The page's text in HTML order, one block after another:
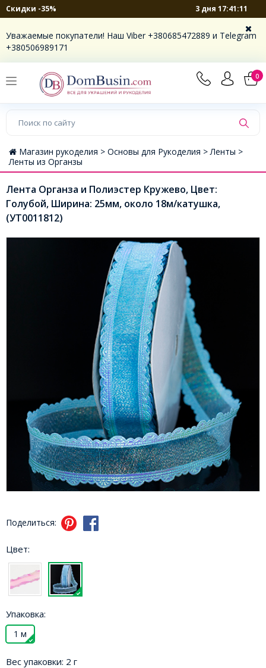
Скидки -35% 3 дня 17:41:11
Уважаемые покупатели! Наш Viber +380685472889 и Telegram
+380506989171
0
Магазин рукоделия > Основы для Рукоделия >Ленты >
Ленты из Органзы
Лента Органза и Полиэстер Кружево, Цвет:
Голубой, Ширина: 25мм, около 18м/катушка,
(УТ0011812)
Поделиться:
Цвет:
Упаковка:
1 м
Вес упаковки: 2 г